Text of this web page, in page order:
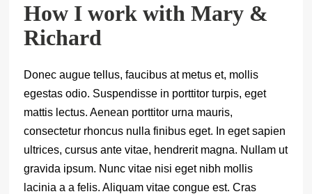
How I work with Mary &
Richard
Donec augue tellus, faucibus at metus et, mollis
egestas odio. Suspendisse in porttitor turpis, eget
mattis lectus. Aenean porttitor urna mauris,
consectetur rhoncus nulla finibus eget. In eget sapien
ultrices, cursus ante vitae, hendrerit magna. Nullam ut
gravida ipsum. Nunc vitae nisi eget nibh mollis
lacinia a a felis. Aliquam vitae congue est. Cras